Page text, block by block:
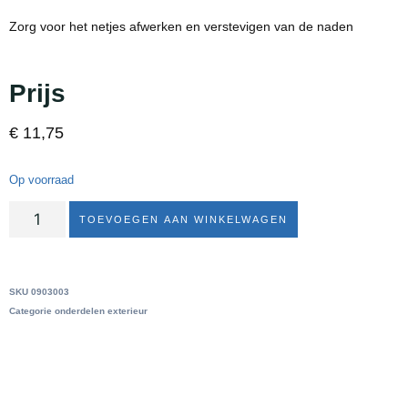
Zorg voor het netjes afwerken en verstevigen van de naden
Prijs
€ 11,75
Op voorraad
TOEVOEGEN AAN WINKELWAGEN
SKU 0903003
Categorie onderdelen exterieur